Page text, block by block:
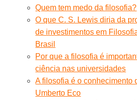
Quem tem medo da filosofia?
O que C. S. Lewis diria da
de investimentos em
Brasil
Por que a filosofia é
ciência nas universidades
A filosofia é o conhecimento
Umberto Eco